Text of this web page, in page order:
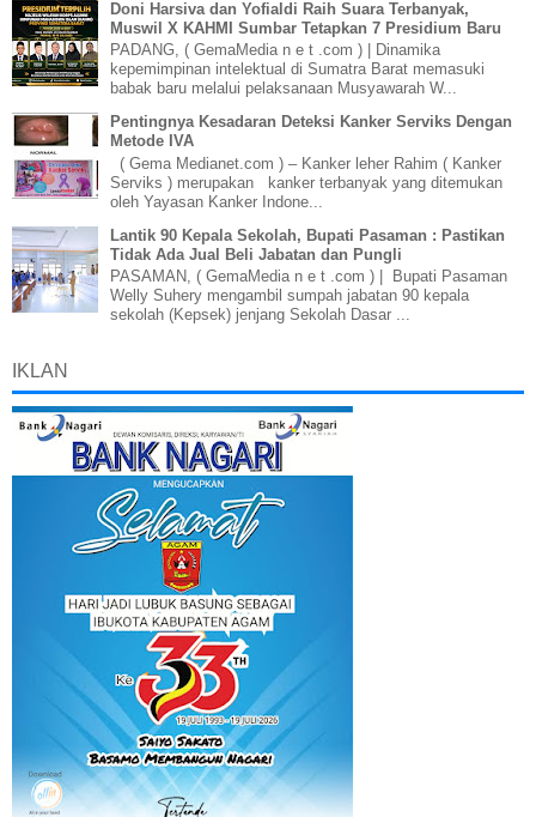
Doni Harsiva dan Yofialdi Raih Suara Terbanyak,
Muswil X KAHMI Sumbar Tetapkan 7 Presidium Baru
PADANG, ( GemaMedia n e t .com ) | Dinamika
kepemimpinan intelektual di Sumatra Barat memasuki
babak baru melalui pelaksanaan Musyawarah W...
Pentingnya Kesadaran Deteksi Kanker Serviks Dengan
Metode IVA
( Gema Medianet.com ) – Kanker leher Rahim ( Kanker
Serviks ) merupakan kanker terbanyak yang ditemukan
oleh Yayasan Kanker Indone...
Lantik 90 Kepala Sekolah, Bupati Pasaman : Pastikan
Tidak Ada Jual Beli Jabatan dan Pungli
PASAMAN, ( GemaMedia n e t .com ) | Bupati Pasaman
Welly Suhery mengambil sumpah jabatan 90 kepala
sekolah (Kepsek) jenjang Sekolah Dasar ...
IKLAN